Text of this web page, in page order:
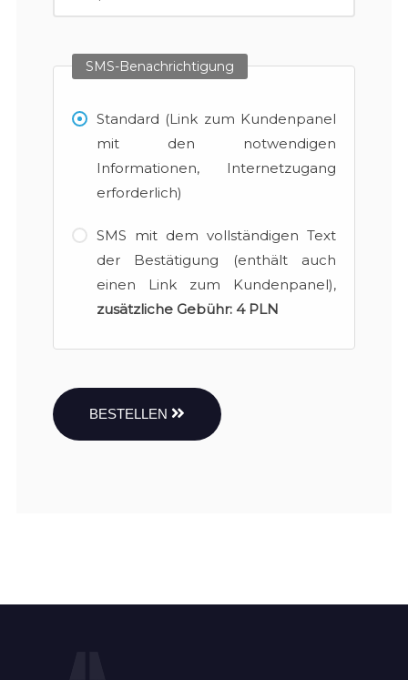
SMS-Benachrichtigung
Standard (Link zum Kundenpanel
mit den notwendigen
Informationen, Internetzugang
erforderlich)
SMS mit dem vollständigen Text
der Bestätigung (enthält auch
einen Link zum Kundenpanel),
zusätzliche Gebühr: 4 PLN
BESTELLEN